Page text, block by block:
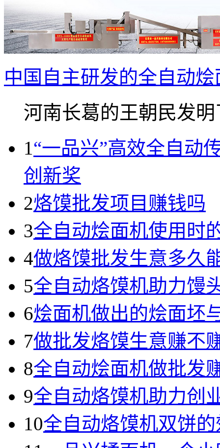
中国自主研发的全自动
河南长葛的王朝民发明
1“一品兴”高效全自动
创新奖
2烙馍批发项目赚钱吗
3全自动烩面机使用时
4做烙馍批发生意多久
5全自动烙馍机助力馒
6烩面机做出的烩面坯
7做批发烙馍生意赚不
8全自动烩面机做批发
9全自动烙馍机助力创
10全自动烙馍机双饼